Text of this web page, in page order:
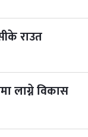
राउत
लाग्ने विकास